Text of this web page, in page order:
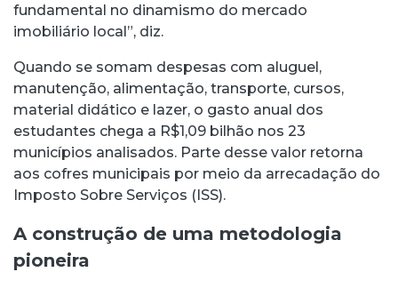
fundamental no dinamismo do mercado
imobiliário local”, diz.
Quando se somam despesas com aluguel,
manutenção, alimentação, transporte, cursos,
material didático e lazer, o gasto anual dos
estudantes chega a R$1,09 bilhão nos 23
municípios analisados. Parte desse valor retorna
aos cofres municipais por meio da arrecadação do
Imposto Sobre Serviços (ISS).
A construção de uma metodologia
pioneira